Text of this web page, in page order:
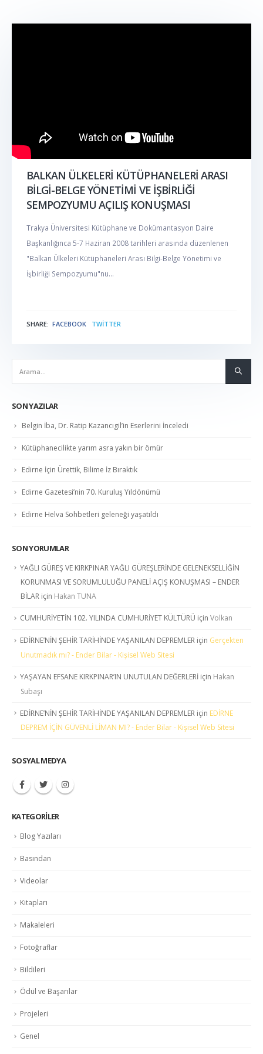
BALKAN ÜLKELERİ KÜTÜPHANELERİ ARASI
BİLGİ-BELGE YÖNETİMİ VE İŞBİRLİĞİ
SEMPOZYUMU AÇILIŞ KONUŞMASI
Trakya Üniversitesi Kütüphane ve Dokümantasyon Daire
Başkanlığınca 5-7 Haziran 2008 tarihleri arasında düzenlenen
"Balkan Ülkeleri Kütüphaneleri Arası Bilgi-Belge Yönetimi ve
İşbirliği Sempozyumu"nu...
SHARE: FACEBOOK TWITTER
SON YAZILAR
Belgin İba, Dr. Ratip Kazancıgil’in Eserlerini İnceledi
Kütüphanecilikte yarım asra yakın bir ömür
Edirne İçin Ürettik, Bilime İz Bıraktık
Edirne Gazetesi’nin 70. Kuruluş Yıldönümü
Edirne Helva Sohbetleri geleneği yaşatıldı
SON YORUMLAR
YAĞLI GÜREŞ VE KIRKPINAR YAĞLI GÜREŞLERİNDE GELENEKSELLİĞİN
KORUNMASI VE SORUMLULUĞU PANELİ AÇIŞ KONUŞMASI – ENDER
BİLAR için Hakan TUNA
CUMHURİYETİN 102. YILINDA CUMHURİYET KÜLTÜRÜ için Volkan
EDİRNE’NİN ŞEHİR TARİHİNDE YAŞANILAN DEPREMLER için Gerçekten
Unutmadık mı? - Ender Bilar - Kişisel Web Sitesi
YAŞAYAN EFSANE KIRKPINAR’IN UNUTULAN DEĞERLERİ için Hakan
Subaşı
EDİRNE’NİN ŞEHİR TARİHİNDE YAŞANILAN DEPREMLER için EDİRNE
DEPREM İÇİN GÜVENLİ LİMAN MI? - Ender Bilar - Kişisel Web Sitesi
SOSYAL MEDYA
KATEGORILER
Blog Yazıları
Basından
Videolar
Kitapları
Makaleleri
Fotoğraflar
Bildileri
Ödül ve Başarılar
Projeleri
Genel